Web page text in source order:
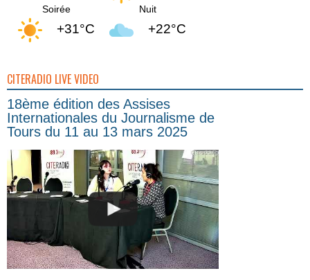
Soirée
+31°C
Nuit
+22°C
CITERADIO LIVE VIDEO
18ème édition des Assises
Internationales du Journalisme de
Tours du 11 au 13 mars 2025